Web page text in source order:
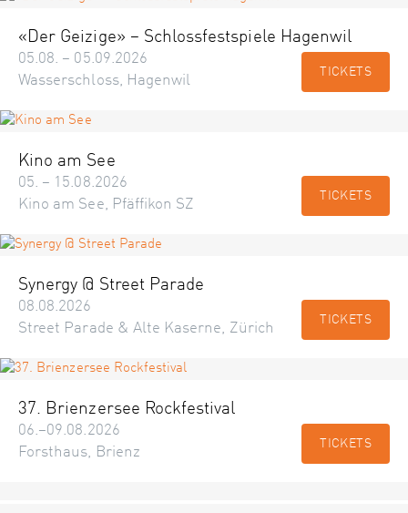
«Der Geizige» – Schlossfestspiele Hagenwil
05.08. – 05.09.2026
Wasserschloss, Hagenwil
TICKETS
Kino am See
05. – 15.08.2026
Kino am See, Pfäffikon SZ
TICKETS
Synergy @ Street Parade
08.08.2026
Street Parade & Alte Kaserne, Zürich
TICKETS
37. Brienzersee Rockfestival
06.–09.08.2026
Forsthaus, Brienz
TICKETS